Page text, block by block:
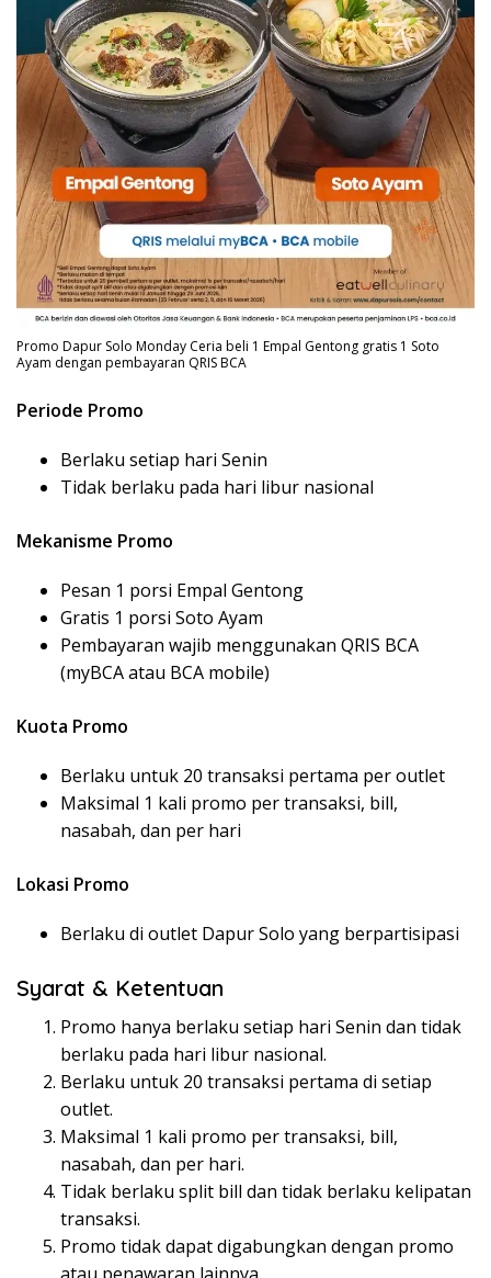
Promo Dapur Solo Monday Ceria beli 1 Empal Gentong gratis 1 Soto
Ayam dengan pembayaran QRIS BCA
Periode Promo
Berlaku setiap hari Senin
Tidak berlaku pada hari libur nasional
Mekanisme Promo
Pesan 1 porsi Empal Gentong
Gratis 1 porsi Soto Ayam
Pembayaran wajib menggunakan QRIS BCA
(myBCA atau BCA mobile)
Kuota Promo
Berlaku untuk 20 transaksi pertama per outlet
Maksimal 1 kali promo per transaksi, bill,
nasabah, dan per hari
Lokasi Promo
Berlaku di outlet Dapur Solo yang berpartisipasi
Syarat & Ketentuan
Promo hanya berlaku setiap hari Senin dan tidak
berlaku pada hari libur nasional.
Berlaku untuk 20 transaksi pertama di setiap
outlet.
Maksimal 1 kali promo per transaksi, bill,
nasabah, dan per hari.
Tidak berlaku split bill dan tidak berlaku kelipatan
transaksi.
Promo tidak dapat digabungkan dengan promo